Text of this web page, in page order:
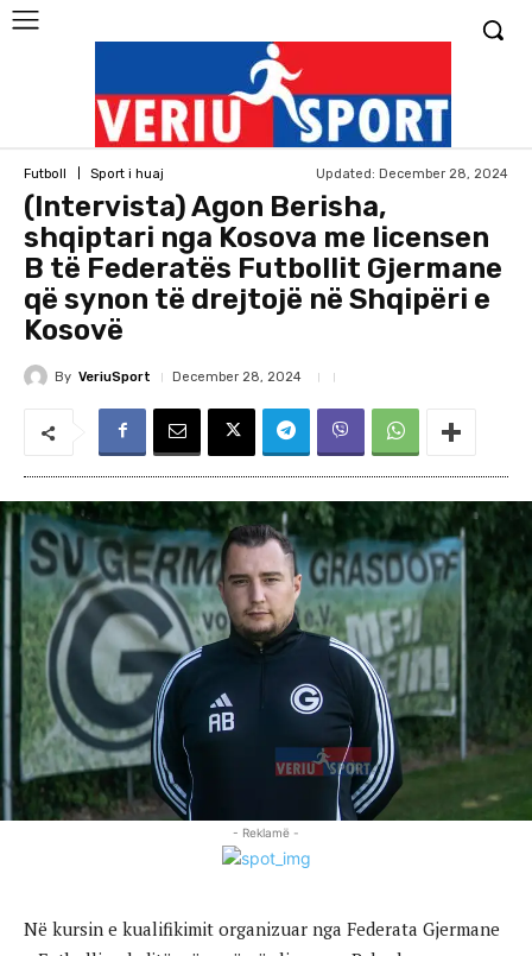
Futboll Sport i huaj Updated: December 28, 2024
(Intervista) Agon Berisha,
shqiptari nga Kosova me licensen
B të Federatës Futbollit Gjermane
që synon të drejtojë në Shqipëri e
Kosovë
By VeriuSport December 28, 2024
- Reklamë -
Në kursin e kualifikimit organizuar nga Federata Gjermane